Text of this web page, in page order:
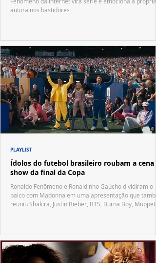
autora nos bastidores
Ídolos do futebol brasileiro roubam a cena
show da final da Copa
Ronaldo Fenômeno e Ronaldinho Gaúcho dividiram o
palco com Madonna em uma apresentação que
reuniu Shakira, Justin Bieber, BTS, Burna Boy, Muppets,
PLAYLIST